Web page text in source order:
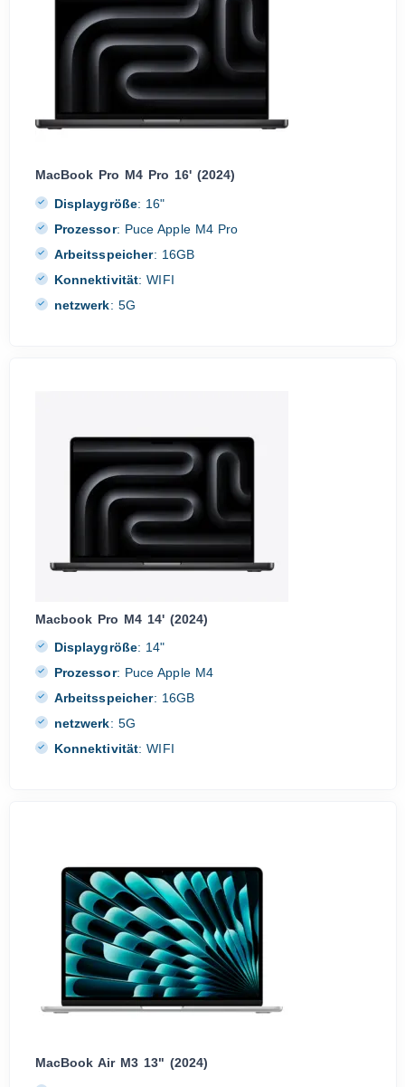
MacBook Pro M4 Pro 16' (2024)
Displaygröße: 16"
Prozessor: Puce Apple M4 Pro
Arbeitsspeicher: 16GB
Konnektivität: WIFI
netzwerk: 5G
Macbook Pro M4 14' (2024)
Displaygröße: 14"
Prozessor: Puce Apple M4
Arbeitsspeicher: 16GB
netzwerk: 5G
Konnektivität: WIFI
MacBook Air M3 13" (2024)